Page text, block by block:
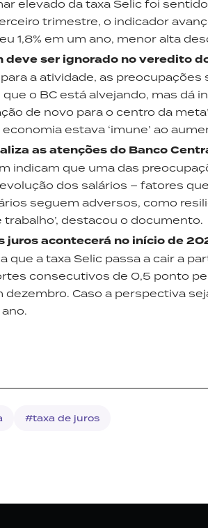
elevado da taxa Selic foi
trimestre, o indicador
1,8% em um ano, menor alta
ser ignorado no veredito
a atividade, as preocupações
o BC está alvejando, mas dá
de novo para o centro da
estava ‘imune’ ao
as atenções do Banco
indicam que uma das
dos salários – fatores
seguem adversos, como
destacou o documento.
acontecerá no início de
a taxa Selic passa a cair a
consecutivos de 0,5 ponto
Caso a perspectiva
#taxa de juros